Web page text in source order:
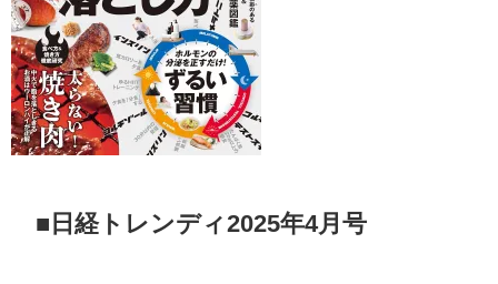
■日経トレンディ2025年4月号